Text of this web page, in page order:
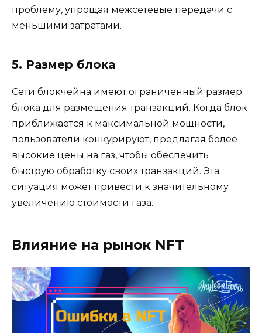
проблему, упрощая межсетевые передачи с
меньшими затратами.
5. Размер блока
Сети блокчейна имеют ограниченный размер
блока для размещения транзакций. Когда блок
приближается к максимальной мощности,
пользователи конкурируют, предлагая более
высокие цены на газ, чтобы обеспечить
быструю обработку своих транзакций. Эта
ситуация может привести к значительному
увеличению стоимости газа.
Влияние на рынок NFT